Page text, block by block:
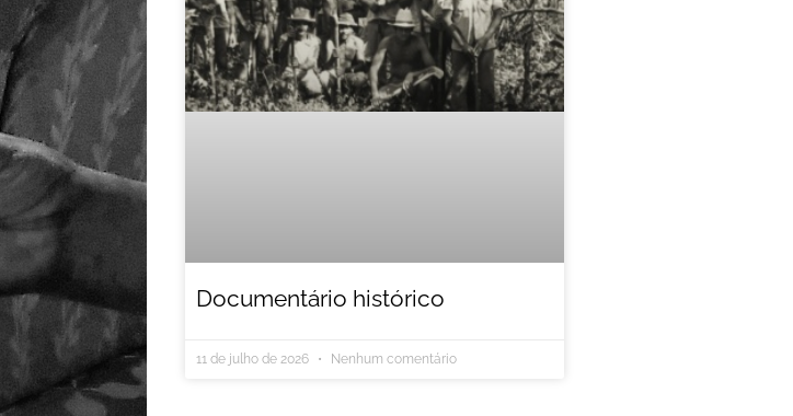
Documentário histórico
11 de julho de 2026 Nenhum comentário